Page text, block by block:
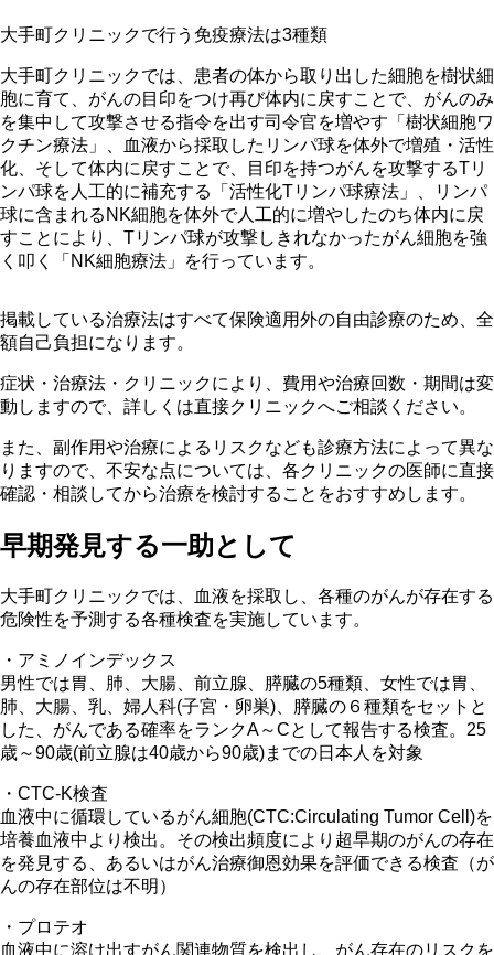
大手町クリニックで行う免疫療法は3種類
大手町クリニックでは、患者の体から取り出した細胞を樹状細
胞に育て、がんの目印をつけ再び体内に戻すことで、がんのみ
を集中して攻撃させる指令を出す司令官を増やす「樹状細胞ワ
クチン療法」、血液から採取したリンパ球を体外で増殖・活性
化、そして体内に戻すことで、目印を持つがんを攻撃するTリ
ンパ球を人工的に補充する「活性化Tリンパ球療法」、リンパ
球に含まれるNK細胞を体外で人工的に増やしたのち体内に戻
すことにより、Tリンパ球が攻撃しきれなかったがん細胞を強
く叩く「NK細胞療法」を行っています。
掲載している治療法はすべて保険適用外の自由診療のため、全
額自己負担になります。
症状・治療法・クリニックにより、費用や治療回数・期間は変
動しますので、詳しくは直接クリニックへご相談ください。
また、副作用や治療によるリスクなども診療方法によって異な
りますので、不安な点については、各クリニックの医師に直接
確認・相談してから治療を検討することをおすすめします。
早期発見する一助として
大手町クリニックでは、血液を採取し、各種のがんが存在する
危険性を予測する各種検査を実施しています。
・アミノインデックス
男性では胃、肺、大腸、前立腺、膵臓の5種類、女性では胃、
肺、大腸、乳、婦人科(子宮・卵巣)、膵臓の６種類をセットと
した、がんである確率をランクA～Cとして報告する検査。25
歳～90歳(前立腺は40歳から90歳)までの日本人を対象
・CTC-K検査
血液中に循環しているがん細胞(CTC:Circulating Tumor Cell)を
培養血液中より検出。その検出頻度により超早期のがんの存在
を発見する、あるいはがん治療御恩効果を評価できる検査（が
んの存在部位は不明）
・プロテオ
血液中に溶け出すがん関連物質を検出し、がん存在のリスクを